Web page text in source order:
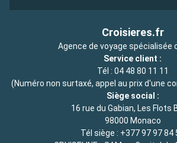
Croisieres.fr
Agence de voyage spécialisée
Service client :
Tél : 04 48 80 11 11
(Numéro non surtaxé, appel au prix d'une
Siège social :
16 rue du Gabian, Les Flots
98000 Monaco
Tél siège : +377 97 97 84